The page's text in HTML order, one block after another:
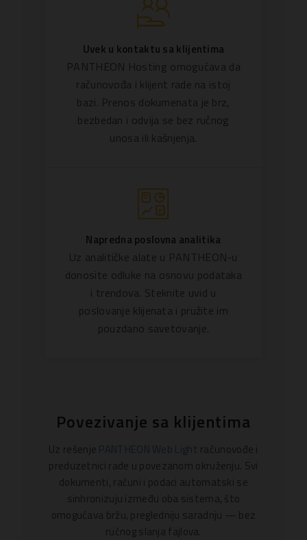
Uvek u kontaktu sa klijentima
PANTHEON Hosting omogućava da
računovođa i klijent rade na istoj
bazi. Prenos dokumenata je brz,
bezbedan i odvija se bez ručnog
unosa ili kašnjenja.
Napredna poslovna analitika
Uz analitičke alate u PANTHEON-u
donosite odluke na osnovu podataka
i trendova. Steknite uvid u
poslovanje klijenata i pružite im
pouzdano savetovanje.
Povezivanje sa klijentima
Uz rešenje PANTHEON Web Light računovođe i
preduzetnici rade u povezanom okruženju. Svi
dokumenti, računi i podaci automatski se
sinhronizuju između oba sistema, što
omogućava bržu, pregledniju saradnju — bez
ručnog slanja fajlova.